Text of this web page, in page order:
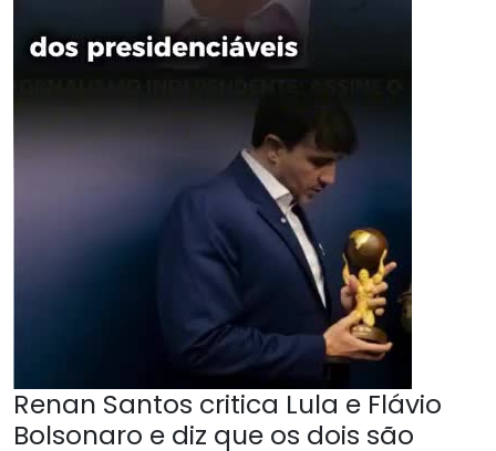
Renan Santos critica Lula e Flávio
Bolsonaro e diz que os dois são